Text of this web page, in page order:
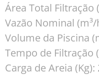
Área Total Filtração
Vazão Nominal (m³/
Volume da Piscina
Tempo de Filtração
Carga de Areia (Kg):